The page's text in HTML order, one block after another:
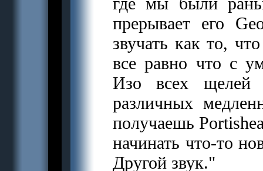
прерывает его
звучать как то,
все равно что с
Изо всех щелей
различных
получаешь
начинать что-то
Другой звук."